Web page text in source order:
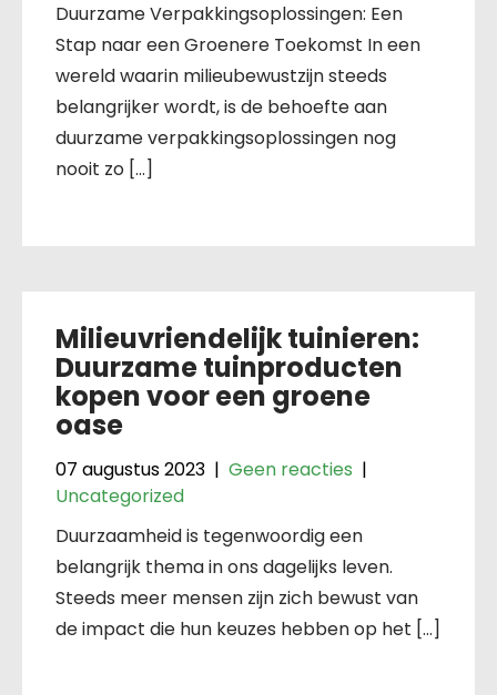
Duurzame Verpakkingsoplossingen: Een
Stap naar een Groenere Toekomst In een
wereld waarin milieubewustzijn steeds
belangrijker wordt, is de behoefte aan
duurzame verpakkingsoplossingen nog
nooit zo […]
Milieuvriendelijk tuinieren:
Duurzame tuinproducten
kopen voor een groene
oase
07 augustus 2023 | Geen reacties |
Uncategorized
Duurzaamheid is tegenwoordig een
belangrijk thema in ons dagelijks leven.
Steeds meer mensen zijn zich bewust van
de impact die hun keuzes hebben op het […]